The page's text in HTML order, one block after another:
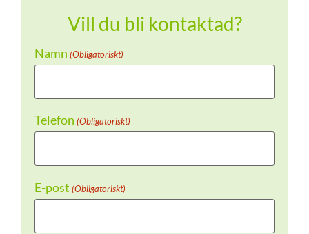
Vill du bli kontaktad?
Namn (Obligatoriskt)
Telefon (Obligatoriskt)
E-post (Obligatoriskt)